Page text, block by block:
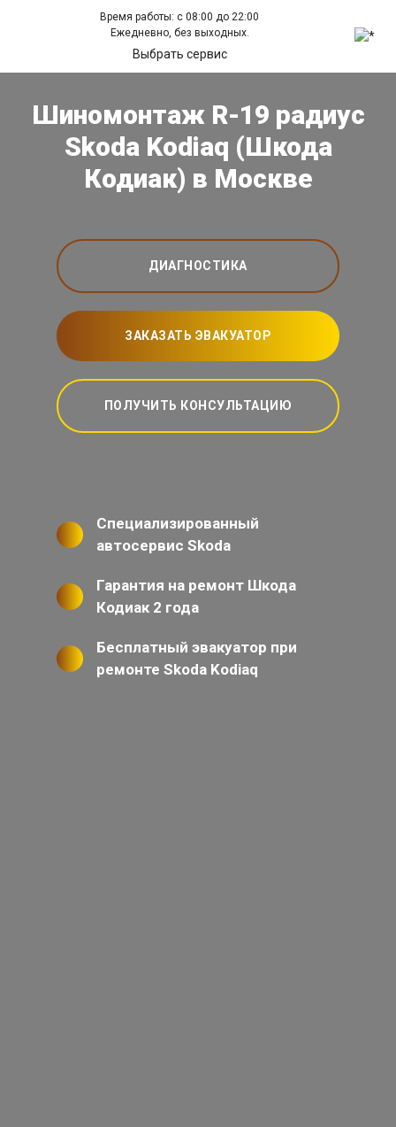
Время работы: с 08:00 до 22:00
Ежедневно, без выходных.
Выбрать сервис
Шиномонтаж R-19 радиус
Skoda Kodiaq (Шкода
Кодиак) в Москве
ДИАГНОСТИКА
ЗАКАЗАТЬ ЭВАКУАТОР
ПОЛУЧИТЬ КОНСУЛЬТАЦИЮ
Специализированный
автосервис Skoda
Гарантия на ремонт Шкода
Кодиак 2 года
Бесплатный эвакуатор при
ремонте Skoda Kodiaq